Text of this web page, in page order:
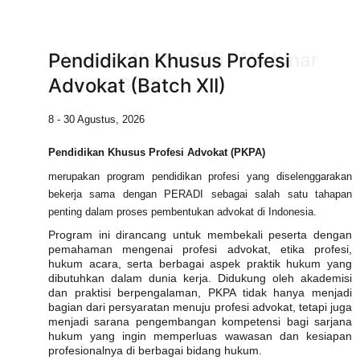
Pendidikan Khusus Profesi
Advokat (Batch XII)
8 - 30 Agustus, 2026
Pendidikan Khusus Profesi Advokat (PKPA)
merupakan program pendidikan profesi yang diselenggarakan
bekerja sama dengan PERADI sebagai salah satu tahapan
penting dalam proses pembentukan advokat di Indonesia.
Program ini dirancang untuk membekali peserta dengan
pemahaman mengenai profesi advokat, etika profesi,
hukum acara, serta berbagai aspek praktik hukum yang
dibutuhkan dalam dunia kerja. Didukung oleh akademisi
dan praktisi berpengalaman, PKPA tidak hanya menjadi
bagian dari persyaratan menuju profesi advokat, tetapi juga
menjadi sarana pengembangan kompetensi bagi sarjana
hukum yang ingin memperluas wawasan dan kesiapan
profesionalnya di berbagai bidang hukum.
Obrolan Warga Kini - Webinar
Hukum Gratis
22 Jan, 2026